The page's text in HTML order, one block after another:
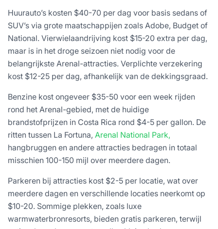
Huurauto’s kosten $40-70 per dag voor basis sedans of
SUV’s via grote maatschappijen zoals Adobe, Budget of
National. Vierwielaandrijving kost $15-20 extra per dag,
maar is in het droge seizoen niet nodig voor de
belangrijkste Arenal-attracties. Verplichte verzekering
kost $12-25 per dag, afhankelijk van de dekkingsgraad.
Benzine kost ongeveer $35-50 voor een week rijden
rond het Arenal-gebied, met de huidige
brandstofprijzen in Costa Rica rond $4-5 per gallon. De
ritten tussen La Fortuna, Arenal National Park,
hangbruggen en andere attracties bedragen in totaal
misschien 100-150 mijl over meerdere dagen.
Parkeren bij attracties kost $2-5 per locatie, wat over
meerdere dagen en verschillende locaties neerkomt op
$10-20. Sommige plekken, zoals luxe
warmwaterbronresorts, bieden gratis parkeren, terwijl